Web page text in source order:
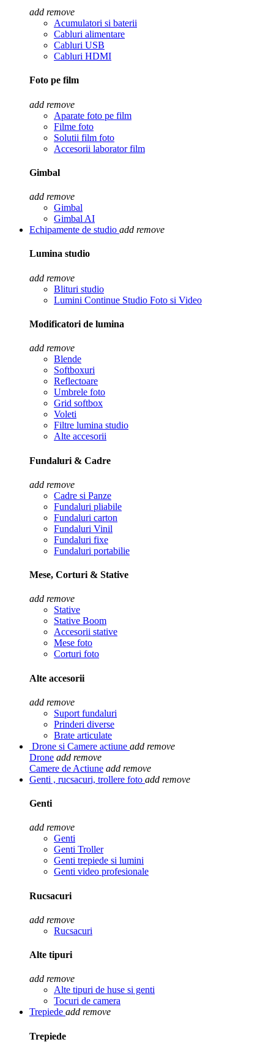
add remove
Acumulatori si baterii
Cabluri alimentare
Cabluri USB
Cabluri HDMI
Foto pe film
add remove
Aparate foto pe film
Filme foto
Solutii film foto
Accesorii laborator film
Gimbal
add remove
Gimbal
Gimbal AI
Echipamente de studio add remove
Lumina studio
add remove
Blituri studio
Lumini Continue Studio Foto si Video
Modificatori de lumina
add remove
Blende
Softboxuri
Reflectoare
Umbrele foto
Grid softbox
Voleti
Filtre lumina studio
Alte accesorii
Fundaluri & Cadre
add remove
Cadre si Panze
Fundaluri pliabile
Fundaluri carton
Fundaluri Vinil
Fundaluri fixe
Fundaluri portabilie
Mese, Corturi & Stative
add remove
Stative
Stative Boom
Accesorii stative
Mese foto
Corturi foto
Alte accesorii
add remove
Suport fundaluri
Prinderi diverse
Brate articulate
Drone si Camere actiune add remove
Drone add remove
Camere de Actiune add remove
Genti , rucsacuri, trollere foto add remove
Genti
add remove
Genti
Genti Troller
Genti trepiede si lumini
Genti video profesionale
Rucsacuri
add remove
Rucsacuri
Alte tipuri
add remove
Alte tipuri de huse si genti
Tocuri de camera
Trepiede add remove
Trepiede